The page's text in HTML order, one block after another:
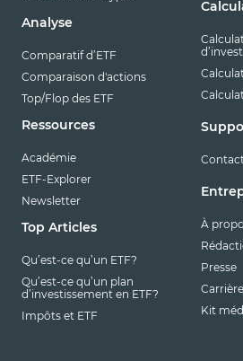
Analyse
Comparatif d’ETF
Comparaison d'actions
Top/Flop des ETF
Ressources
Académie
ETF-Explorer
Newsletter
Top Articles
Qu’est-ce qu’un ETF?
Qu’est-ce qu’un plan
d’investissement en ETF?
Impôts et ETF
Contact
À
Presse
Carrière
Kit